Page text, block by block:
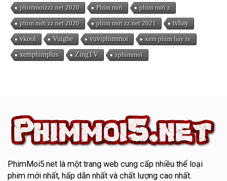
phimmoizzz.net 2020 Phim mới phim mới z
phim mới zz.net 2020 phim mới zz.net 2021 tvhay
vkool Vuighe vuviphimmoi xem phim hay tv
xemphimplus ZingTV zphimmoi
PhimMoi5.netlà một trang web cung cấp nhiều thể loại
phim mới nhất, hấp dẫn nhất và chất lượng cao nhất.